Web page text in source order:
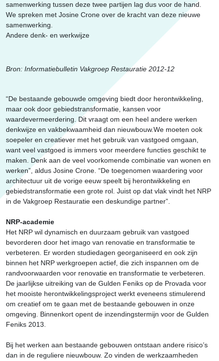
samenwerking tussen deze twee partijen lag dus voor de hand.
We spreken met Josine Crone over de kracht van deze nieuwe
samenwerking.
Andere denk- en werkwijze
Bron: Informatiebulletin Vakgroep Restauratie 2012-12
“De bestaande gebouwde omgeving biedt door herontwikkeling,
maar ook door gebiedstransformatie, kansen voor
waardevermeerdering. Dit vraagt om een heel andere werken
denkwijze en vakbekwaamheid dan nieuwbouw.We moeten ook
soepeler en creatiever met het gebruik van vastgoed omgaan,
want veel vastgoed is immers voor meerdere functies geschikt te
maken. Denk aan de veel voorkomende combinatie van wonen en
werken”, aldus Josine Crone. “De toegenomen waardering voor
architectuur uit de vorige eeuw speelt bij herontwikkeling en
gebiedstransformatie een grote rol. Juist op dat vlak vindt het NRP
in de Vakgroep Restauratie een deskundige partner”.
NRP-academie
Het NRP wil dynamisch en duurzaam gebruik van vastgoed
bevorderen door het imago van renovatie en transformatie te
verbeteren. Er worden studiedagen georganiseerd en ook zijn
binnen het NRP werkgroepen actief, die zich inspannen om de
randvoorwaarden voor renovatie en transformatie te verbeteren.
De jaarlijkse uitreiking van de Gulden Feniks op de Provada voor
het mooiste herontwikkelingsproject werkt eveneens stimulerend
om creatief om te gaan met de bestaande gebouwen in onze
omgeving. Binnenkort opent de inzendingstermijn voor de Gulden
Feniks 2013.
Bij het werken aan bestaande gebouwen ontstaan andere risico’s
dan in de reguliere nieuwbouw. Zo vinden de werkzaamheden